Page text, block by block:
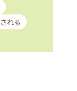
れる